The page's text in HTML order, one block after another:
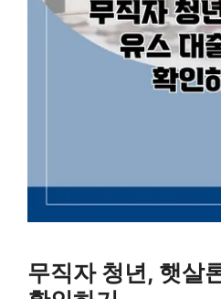
무직자 청년, 햇살